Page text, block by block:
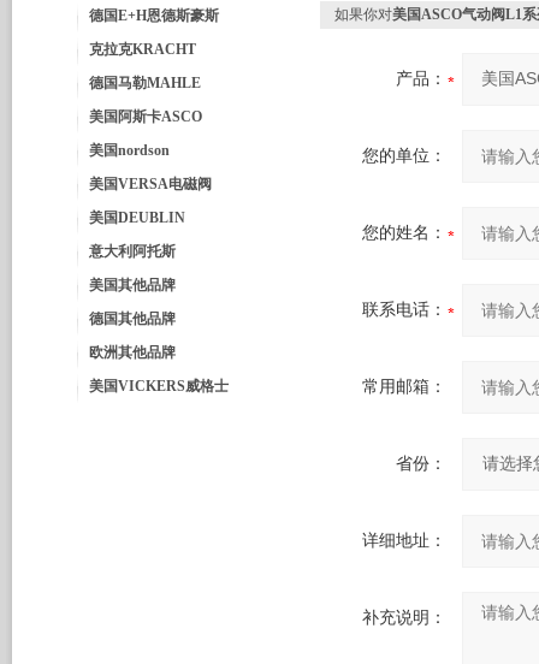
德国E+H恩德斯豪斯
克拉克KRACHT
德国马勒MAHLE
美国阿斯卡ASCO
美国nordson
美国VERSA电磁阀
美国DEUBLIN
意大利阿托斯
美国其他品牌
德国其他品牌
欧洲其他品牌
美国VICKERS威格士
如果你对美国ASCO气动阀L1
产品：
您的单位：
您的姓名：
联系电话：
常用邮箱：
省份：
详细地址：
补充说明：